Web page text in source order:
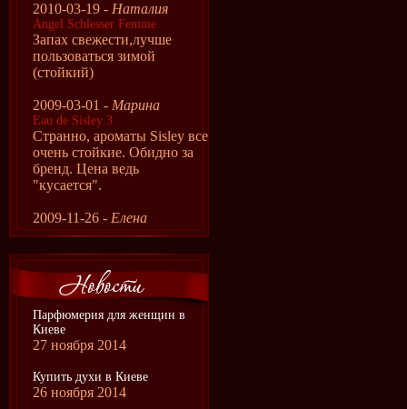
2010-03-19 - Наталия
Angel Schlesser Femme
Запах свежести,лучше
пользоваться зимой
(стойкий)
2009-03-01 - Марина
Eau de Sisley 3
Странно, ароматы Sisley все
очень стойкие. Обидно за
бренд. Цена ведь
"кусается".
2009-11-26 - Елена
Парфюмерия для женщин в
Киеве
27 ноября 2014
Купить духи в Киеве
26 ноября 2014